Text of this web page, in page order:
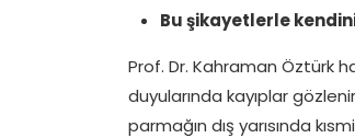
Bu şikayetlerle
Prof. Dr. Kahraman Öztürk
duyularında kayıplar
parmağın dış yarısında